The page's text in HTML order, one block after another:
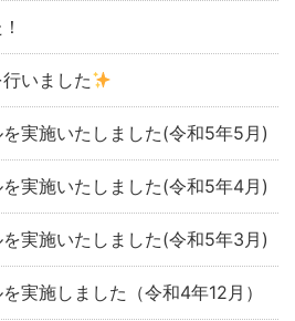
いました
実施いたしました(令和5年5月)
実施いたしました(令和5年4月)
実施いたしました(令和5年3月)
実施しました（令和4年12月）